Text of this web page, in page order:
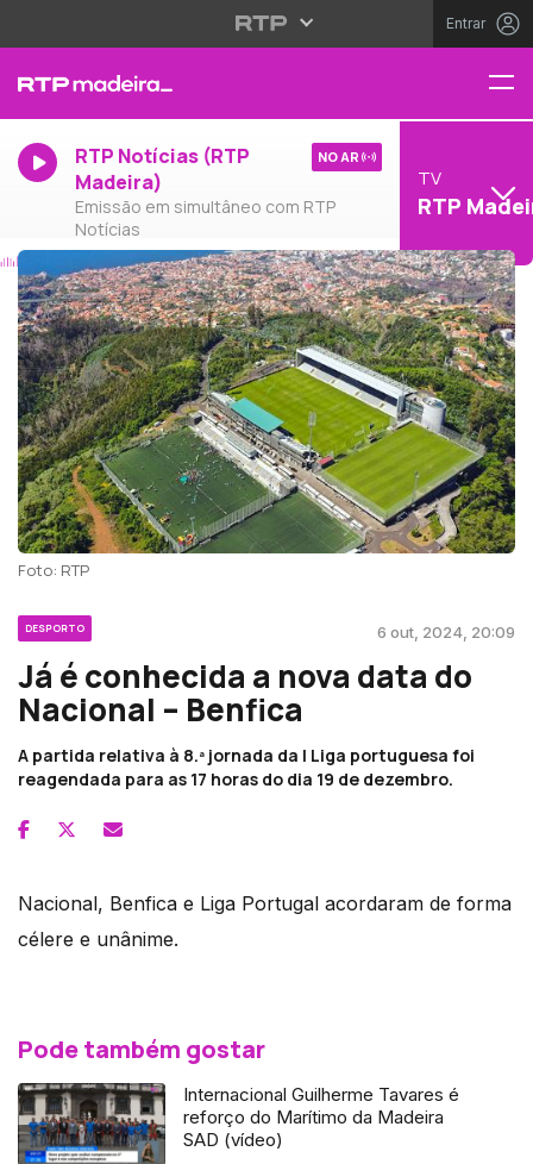
Entrar
RTP Notícias (RTP
Madeira)
Emissão em simultâneo com RTP
Notícias
NO AR
TV
RTP
Foto: RTP
DESPORTO 6 out, 2024, 20:09
Já é conhecida a nova data do
Nacional – Benfica
A partida relativa à 8.ª jornada da I Liga portuguesa foi
reagendada para as 17 horas do dia 19 de dezembro.
Nacional, Benfica e Liga Portugal acordaram de forma
célere e unânime.
Pode também gostar
Internacional Guilherme Tavares é
reforço do Marítimo da Madeira
SAD (vídeo)